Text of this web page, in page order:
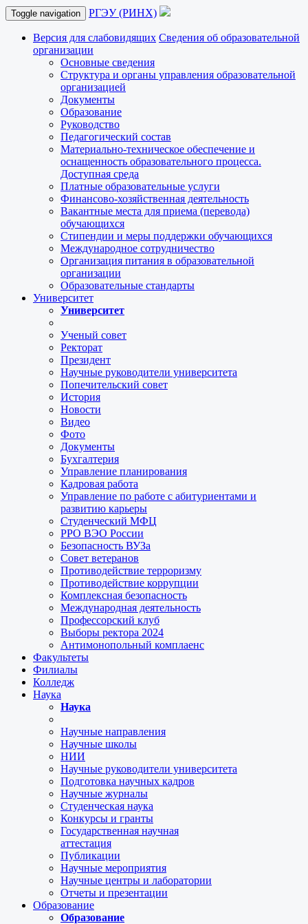
Toggle navigation РГЭУ (РИНХ)
Версия для слабовидящих Сведения об образовательной
организации
Основные сведения
Структура и органы управления образовательной
организацией
Документы
Образование
Руководство
Педагогический состав
Материально-техническое обеспечение и
оснащенность образовательного процесса.
Доступная среда
Платные образовательные услуги
Финансово-хозяйственная деятельность
Вакантные места для приема (перевода)
обучающихся
Стипендии и меры поддержки обучающихся
Международное сотрудничество
Организация питания в образовательной
организации
Образовательные стандарты
Университет
Университет
Ученый совет
Ректорат
Президент
Научные руководители университета
Попечительский совет
История
Новости
Видео
Фото
Документы
Бухгалтерия
Управление планирования
Кадровая работа
Управление по работе с абитуриентами и
развитию карьеры
Студенческий МФЦ
РРО ВЭО России
Безопасность ВУЗа
Совет ветеранов
Противодействие терроризму
Противодействие коррупции
Комплексная безопасность
Международная деятельность
Профессорский клуб
Выборы ректора 2024
Антимонопольный комплаенс
Факультеты
Филиалы
Колледж
Наука
Наука
Научные направления
Научные школы
НИИ
Научные руководители университета
Подготовка научных кадров
Научные журналы
Студенческая наука
Конкурсы и гранты
Государственная научная
аттестация
Публикации
Научные мероприятия
Научные центры и лаборатории
Отчеты и презентации
Образование
Образование